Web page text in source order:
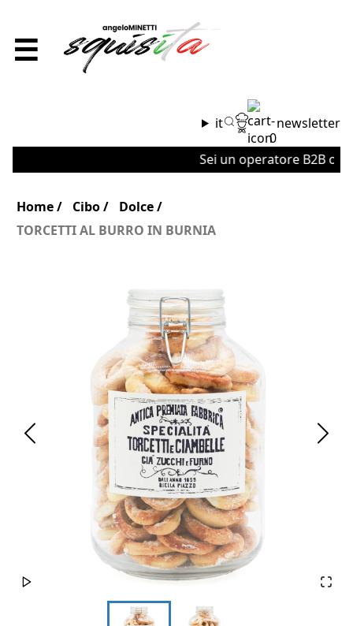
☰
it
0
newsletter
Sei un operatore B2B o
Home Cibo
Dolce
TORCETTI AL BURRO IN BURNIA